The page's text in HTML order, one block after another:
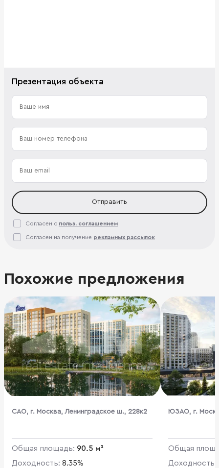
Презентация объекта
Отправить
Согласен с польз. соглашением
Согласен на получение рекламных рассылок
Похожие предложения
CАО, г. Москва, Ленинградское ш., 228к2
Общая площадь: 90.5 м²
Доходность: 8.35%
ЮЗАО, г.
Общая
Доходность: